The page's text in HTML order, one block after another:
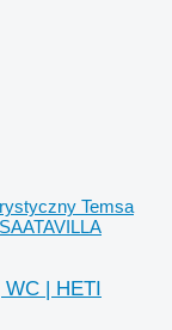
Temsa
WC | HETI